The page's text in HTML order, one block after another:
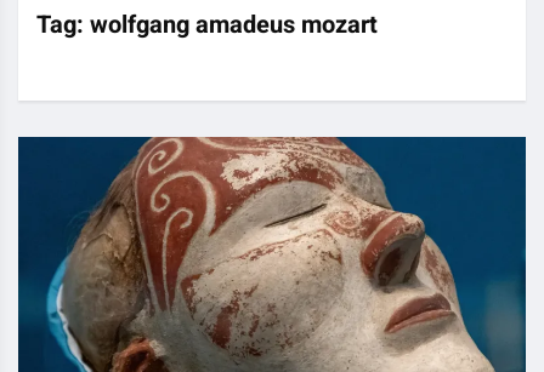
Tag: wolfgang amadeus mozart